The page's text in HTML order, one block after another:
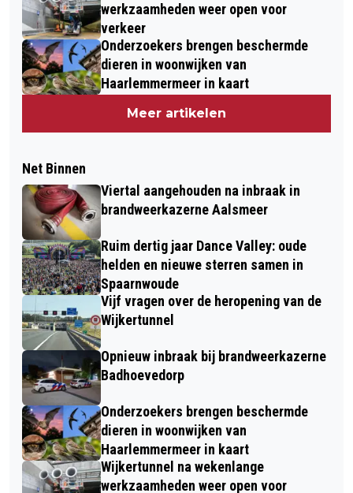
werkzaamheden weer open voor
verkeer
Onderzoekers brengen beschermde
dieren in woonwijken van
Haarlemmermeer in kaart
Meer artikelen
Net Binnen
Viertal aangehouden na inbraak in
brandweerkazerne Aalsmeer
Ruim dertig jaar Dance Valley: oude
helden en nieuwe sterren samen in
Spaarnwoude
Vijf vragen over de heropening van de
Wijkertunnel
Opnieuw inbraak bij brandweerkazerne
Badhoevedorp
Onderzoekers brengen beschermde
dieren in woonwijken van
Haarlemmermeer in kaart
Wijkertunnel na wekenlange
werkzaamheden weer open voor